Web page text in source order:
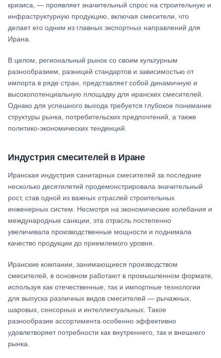
кризиса, — проявляет значительный спрос на строительную и
инфраструктурную продукцию, включая смесители, что
делает его одним из главных экспортных направлений для
Ирана.
В целом, региональный рынок со своим культурным
разнообразием, разницей стандартов и зависимостью от
импорта в ряде стран, представляет собой динамичную и
высокопотенциальную площадку для иранских смесителей.
Однако для успешного выхода требуется глубокое понимание
структуры рынка, потребительских предпочтений, а также
политико-экономических тенденций.
Индустрия смесителей в Иране
Иранская индустрия санитарных смесителей за последние
несколько десятилетий продемонстрировала значительный
рост, став одной из важных отраслей строительных
инженерных систем. Несмотря на экономические колебания и
международные санкции, эта отрасль постепенно
увеличивала производственные мощности и поднимала
качество продукции до приемлемого уровня.
Иранские компании, занимающиеся производством
смесителей, в основном работают в промышленном формате,
используя как отечественные, так и импортные технологии
для выпуска различных видов смесителей — рычажных,
шаровых, сенсорных и интеллектуальных. Такое
разнообразие ассортимента особенно эффективно
удовлетворяет потребности как внутреннего, так и внешнего
рынка.